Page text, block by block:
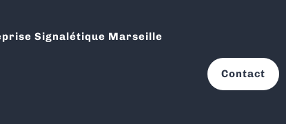
Signalétique Marseille
Contact